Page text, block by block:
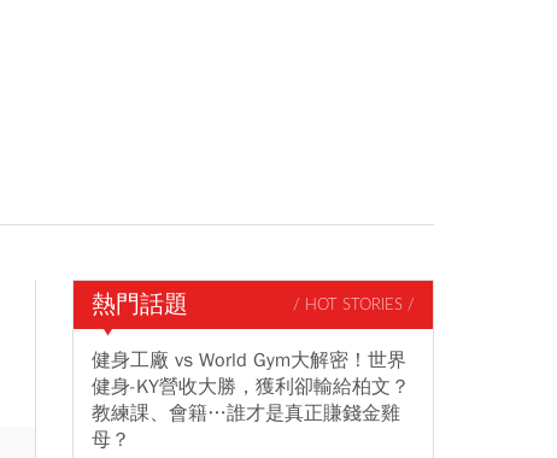
熱門話題 / HOT STORIES /
健身工廠 vs World Gym大解密！世界
健身-KY營收大勝，獲利卻輸給柏文？
教練課、會籍…誰才是真正賺錢金雞
母？